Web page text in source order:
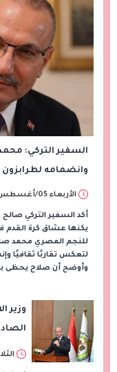
السفير التركي:
وانضمامه
الأربعاء 05/أغسطس/2026 - 11:30 م
أكد السفير التركي
يكنها عشاق كرة القدم
للنجم المصري محمد
لتعكس تقاربًا ثقافيًا
وأوضح أن صلاح يحظى
وزير
الثلاثاء 04/